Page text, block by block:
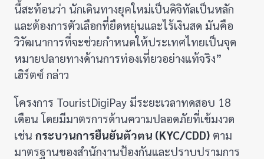
นี้สะท้อนว่า นักเดินทางยุคใหม่เป็นดิจิทัลเป็นหลัก
และต้องการตัวเลือกที่ยืดหยุ่นและไร้เงินสด มันคือ
วิวัฒนาการที่จะช่วยกำหนดให้ประเทศไทยเป็นจุด
หมายปลายทางด้านการท่องเที่ยวอย่างแท้จริง”
เฮิร์ตซ์ กล่าว
โครงการ TouristDigiPay มีระยะเวลาทดสอบ 18
เดือน โดยมีมาตรการด้านความปลอดภัยที่เข้มงวด
เช่น กระบวนการยืนยันตัวตน (KYC/CDD) ตาม
มาตรฐานของสำนักงานป้องกันและปราบปรามการ